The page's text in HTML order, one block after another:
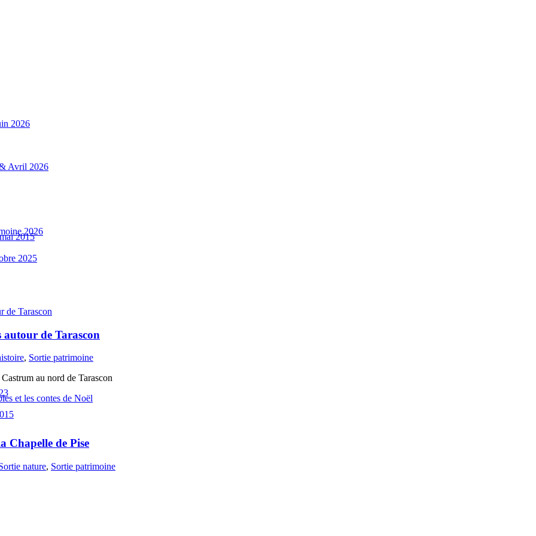
2026
Avril 2026
2015
2025
2026
et les contes de Noël
autour de Tarascon
, Sortie patrimoine
au nord de Tarascon
Chapelle de Pise
nature, Sortie patrimoine